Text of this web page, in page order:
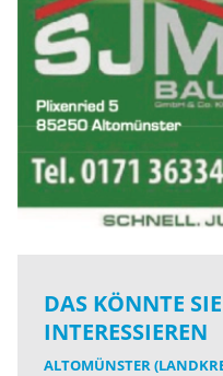
DAS KÖNNTE
INTERESSIEREN
ALTOMÜNSTER